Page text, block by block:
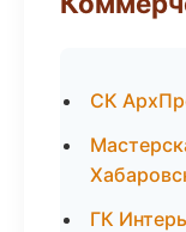
СК
ГК